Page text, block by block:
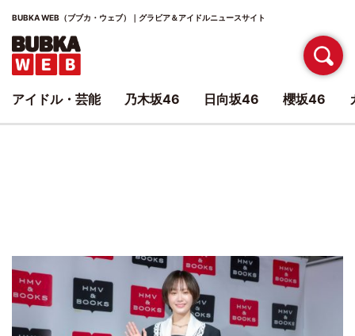
BUBKA WEB（ブブカ・ウェブ）｜グラビア＆アイドルニュースサイト
アイドル・芸能 乃木坂46 日向坂46 櫻坂46